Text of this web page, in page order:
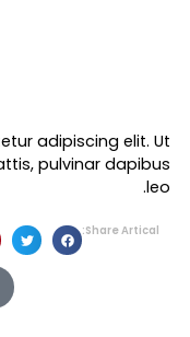
adipiscing elit. Ut
pulvinar dapibus
leo.
Share Artical: